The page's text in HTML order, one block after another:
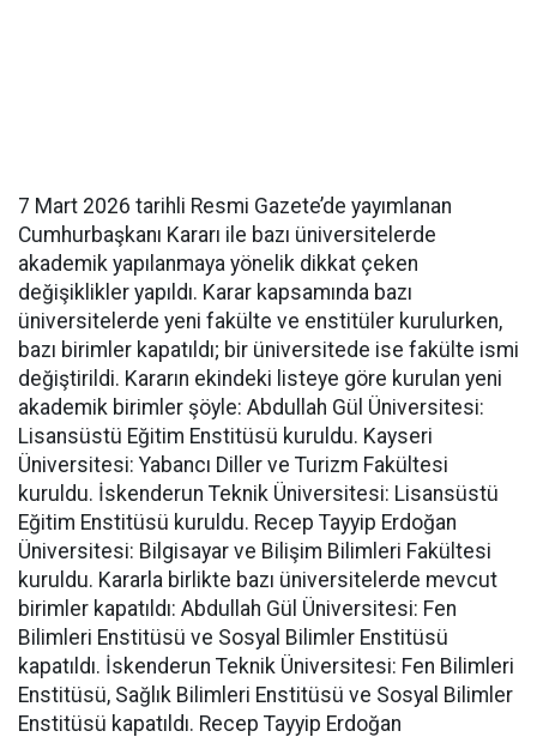
7 Mart 2026 tarihli Resmi Gazete’de yayımlanan
Cumhurbaşkanı Kararı ile bazı üniversitelerde
akademik yapılanmaya yönelik dikkat çeken
değişiklikler yapıldı. Karar kapsamında bazı
üniversitelerde yeni fakülte ve enstitüler kurulurken,
bazı birimler kapatıldı; bir üniversitede ise fakülte ismi
değiştirildi. Kararın ekindeki listeye göre kurulan yeni
akademik birimler şöyle: Abdullah Gül Üniversitesi:
Lisansüstü Eğitim Enstitüsü kuruldu. Kayseri
Üniversitesi: Yabancı Diller ve Turizm Fakültesi
kuruldu. İskenderun Teknik Üniversitesi: Lisansüstü
Eğitim Enstitüsü kuruldu. Recep Tayyip Erdoğan
Üniversitesi: Bilgisayar ve Bilişim Bilimleri Fakültesi
kuruldu. Kararla birlikte bazı üniversitelerde mevcut
birimler kapatıldı: Abdullah Gül Üniversitesi: Fen
Bilimleri Enstitüsü ve Sosyal Bilimler Enstitüsü
kapatıldı. İskenderun Teknik Üniversitesi: Fen Bilimleri
Enstitüsü, Sağlık Bilimleri Enstitüsü ve Sosyal Bilimler
Enstitüsü kapatıldı. Recep Tayyip Erdoğan